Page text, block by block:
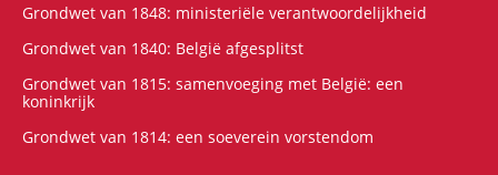
Grondwet van 1848: ministeriële verantwoordelijkheid
Grondwet van 1840: België afgesplitst
Grondwet van 1815: samenvoeging met België: een
koninkrijk
Grondwet van 1814: een soeverein vorstendom